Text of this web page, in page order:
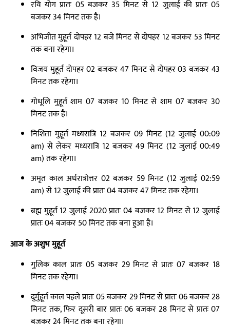
रवि योग प्रातः 05 बजकर 35 मिनट से 12 जुलाई की प्रातः 05
बजकर 34 मिनट तक है।
अभिजीत मुहूर्त दोपहर 12 बजे मिनट से दोपहर 12 बजकर 53 मिनट
तक बना रहेगा।
विजय मुहूर्त दोपहर 02 बजकर 47 मिनट से दोपहर 03 बजकर 43
मिनट तक रहेगा।
गोधूलि मुहूर्त शाम 07 बजकर 10 मिनट से शाम 07 बजकर 30
मिनट तक है।
निशिता मुहूर्त मध्यरात्रि 12 बजकर 09 मिनट (12 जुलाई 00:09
am) से लेकर मध्यरात्रि 12 बजकर 49 मिनट (12 जुलाई 00:49
am) तक रहेगा।
अमृत काल अर्धरात्रोत्तर 02 बजकर 59 मिनट (12 जुलाई 02:59
am) से 12 जुलाई की प्रातः 04 बजकर 47 मिनट तक रहेगा।
ब्रह्म मुहूर्त 12 जुलाई 2020 प्रातः 04 बजकर 12 मिनट से 12 जुलाई
प्रातः 04 बजकर 50 मिनट तक बना हुआ है।
आज के अशुभ मुहूर्त
गुलिक काल प्रातः 05 बजकर 29 मिनट से प्रातः 07 बजकर 18
मिनट तक रहेगा।
दुर्मुहूर्त काल पहले प्रातः 05 बजकर 29 मिनट से प्रातः 06 बजकर 28
मिनट तक, फिर दूसरी बार प्रातः 06 बजकर 28 मिनट से प्रातः 07
बजकर 24 मिनट तक बना रहेगा।